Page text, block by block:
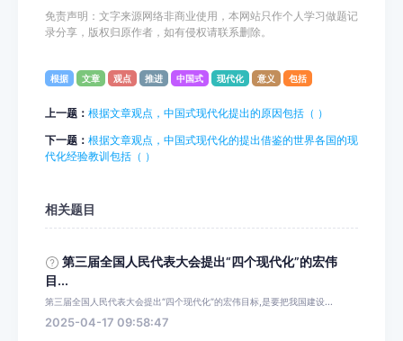
免责声明：文字来源网络非商业使用，本网站只作个人学习做题记
录分享，版权归原作者，如有侵权请联系删除。
根据 文章 观点 推进 中国式 现代化 意义 包括
上一题： 根据文章观点，中国式现代化提出的原因包括（ ）
下一题： 根据文章观点，中国式现代化的提出借鉴的世界各国的现
代化经验教训包括（ ）
相关题目
第三届全国人民代表大会提出“四个现代化”的宏伟
目...
第三届全国人民代表大会提出“四个现代化”的宏伟目标,是要把我国建设...
2025-04-17 09:58:47